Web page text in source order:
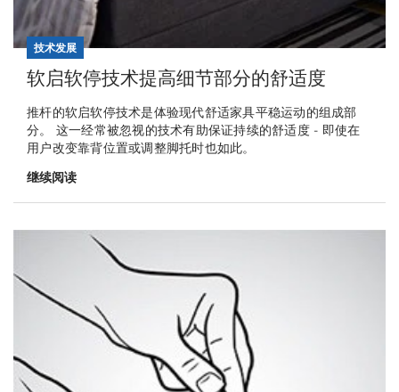
技术发展
软启软停技术提高细节部分的舒适度
推杆的软启软停技术是体验现代舒适家具平稳运动的组成部
分。 这一经常被忽视的技术有助保证持续的舒适度 - 即使在
用户改变靠背位置或调整脚托时也如此。
继续阅读